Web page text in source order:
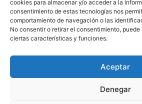
cookies para almacenar y/o acceder a la
consentimiento de estas tecnologías nos
comportamiento de navegación o las
No consentir o retirar el consentimiento,
ciertas características y funciones.
Aceptar
Denegar
Aviso Legal Política
Política de
© DHP comerpa 2024 –